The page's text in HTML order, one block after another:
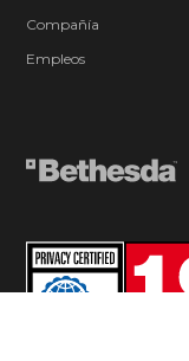
Compañía
Empleos